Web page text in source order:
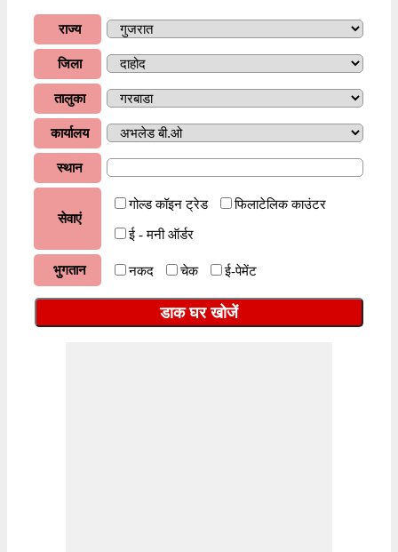
राज्य
जिला
तालुका
कार्यालय
स्थान
सेवाएं
गोल्ड कॉइन ट्रेड फिलाटेलिक काउंटर
ई - मनी ऑर्डर
भुगतान नकद चेक ई-पेमेंट